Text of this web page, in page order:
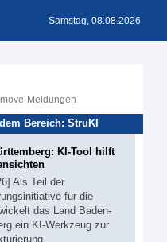
Samstag, 08.08.2026
move-Meldungen
Bereich: StruKI
KI-Tool hilft
Als Teil der
für die
das Land Baden-
ein KI-Werkzeug zur